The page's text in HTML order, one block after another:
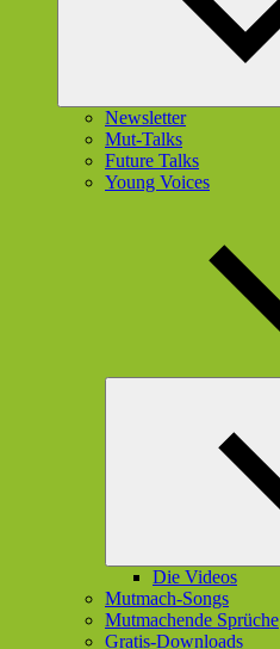
Newsletter
Mut-Talks
Future Talks
Young Voices
Die Videos
Mutmach-Songs
Mutmachende Sprüche
Gratis-Downloads